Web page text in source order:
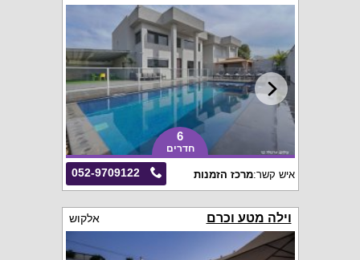
6
חדרים
052-9709122 איש קשר:מרכז הזמנות
וילה מטע וכרם אלקוש